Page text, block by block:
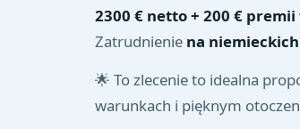
2300 € netto + 200 €
Zatrudnienie na
🌟 To zlecenie to idealna
warunkach i pięknym